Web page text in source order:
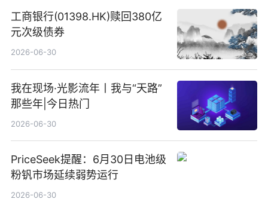
工商银行(01398.HK)赎回380亿
元次级债券
2026-06-30
我在现场·光影流年丨我与“天路”
那些年|今日热门
2026-06-30
PriceSeek提醒：6月30日电池级
粉钒市场延续弱势运行
2026-06-30